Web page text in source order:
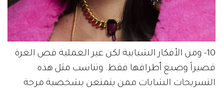
10- ومن الأفكار الشبابية لكن غير العملية قص الغرة
قصيراً وصبغ أطرافها فقط. وتناسب مثل هذه
التسريحات الشابات ممن يتمتعن بشخصية مرحة